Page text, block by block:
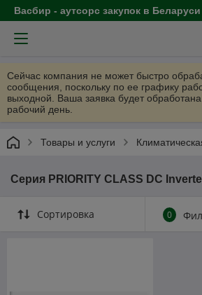
Васбир - аутсорс закупок в Беларуси
Сейчас компания не может быстро
сообщения, поскольку по ее графику
выходной. Ваша заявка будет
рабочий день.
Товары и услуги
Серия PRIORITY CLASS DC
Сортировка 0